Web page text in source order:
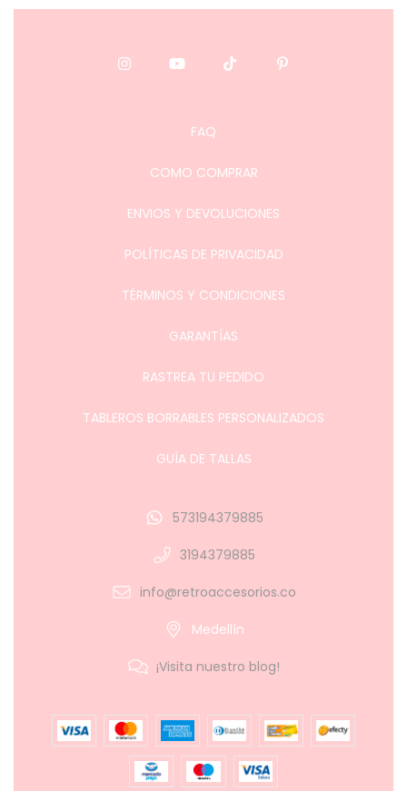
FAQ
COMO COMPRAR
ENVIOS Y DEVOLUCIONES
POLÍTICAS DE PRIVACIDAD
TÉRMINOS Y CONDICIONES
GARANTÍAS
RASTREA TU PEDIDO
TABLEROS BORRABLES PERSONALIZADOS
GUÍA DE TALLAS
573194379885
3194379885
info@retroaccesorios.co
Medellín
¡Visita nuestro blog!